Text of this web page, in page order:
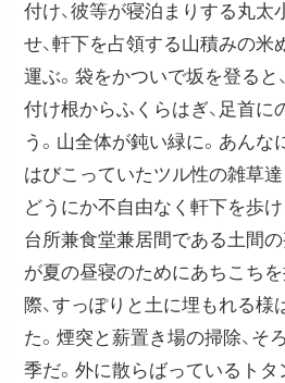
付け、彼等が寝泊まりする丸太
せ、軒下を占領する山積みの米
運ぶ。袋をかついで坂を登ると
付け根からふくらはぎ、足首に
う。山全体が鈍い緑に。あんな
はびこっていたツル性の雑草達
どうにか不自由なく軒下を歩
台所兼食堂兼居間である土間
が夏の昼寝のためにあちこち
際、すっぽりと土に埋もれる様
た。煙突と薪置き場の掃除、そ
季だ。外に散らばっているト